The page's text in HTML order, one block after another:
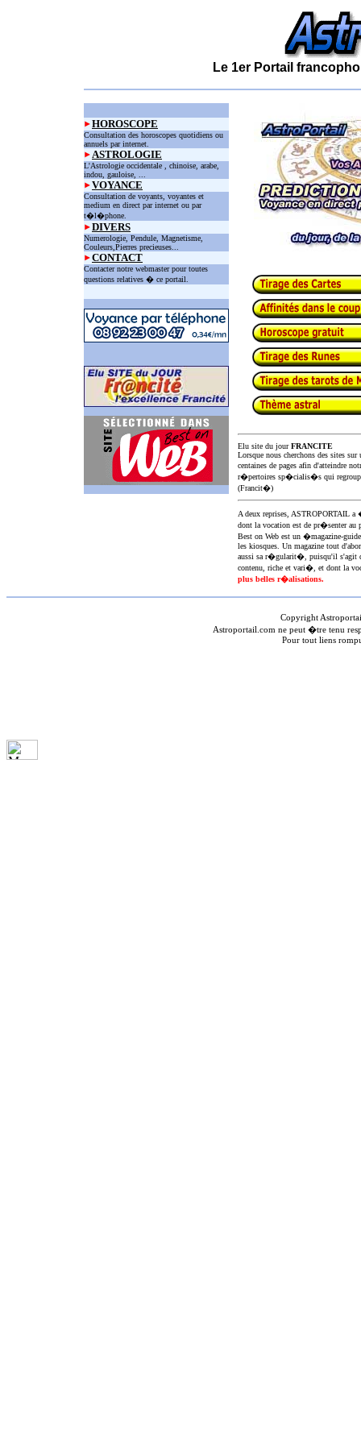
Le 1er Portail
HOROSCOPE
Consultation des horoscopes quotidiens ou
annuels par internet.
ASTROLOGIE
L'Astrologie occidentale , chinoise, arabe,
indou, gauloise, ...
VOYANCE
Consultation de voyants, voyantes et
medium en direct par internet ou par
t�l�phone.
DIVERS
Numerologie, Pendule, Magnetisme,
Couleurs,Pierres precieuses...
CONTACT
Contacter notre webmaster pour toutes
questions relatives � ce portail.
Elu site du jourFRANCITE
Lorsque nous cherchons des sites
centaines de pages afin d'atteindre
r�pertoires sp�cialis�s qui
(Francit�)
A deux reprises,
dont la vocation est de pr�senter au
Best on Web est un �magazine-
les kiosques. Un magazine tout
aussi sa r�gularit�, puisqu'il s'agit
contenu, riche et vari�, et dont la
plus belles r�alisations.
Copyright
Astroportail.com ne peut �tre tenu
Pour tout liens